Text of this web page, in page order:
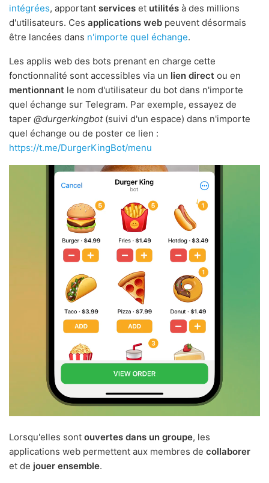
intégrées, apportant services et utilités à des millions
d'utilisateurs. Ces applications web peuvent désormais
être lancées dans n'importe quel échange.
Les applis web des bots prenant en charge cette
fonctionnalité sont accessibles via un lien direct ou en
mentionnant le nom d'utilisateur du bot dans n'importe
quel échange sur Telegram. Par exemple, essayez de
taper @durgerkingbot(suivi d'un espace) dans n'importe
quel échange ou de poster ce lien :
https://t.me/DurgerKingBot/menu
Lorsqu'elles sont ouvertes dans un groupe, les
applications web permettent aux membres de collaborer
et de jouer ensemble.